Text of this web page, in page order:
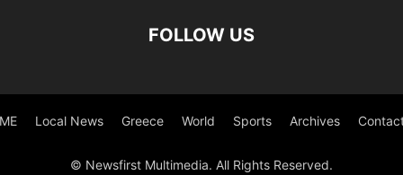
FOLLOW US
Local News Greece World Sports Archives
© Newsfirst Multimedia. All Rights Reserved.